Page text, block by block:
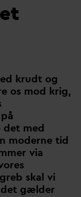
krudt og
os mod krig,
det med
moderne tid
via
skal vi
det gælder